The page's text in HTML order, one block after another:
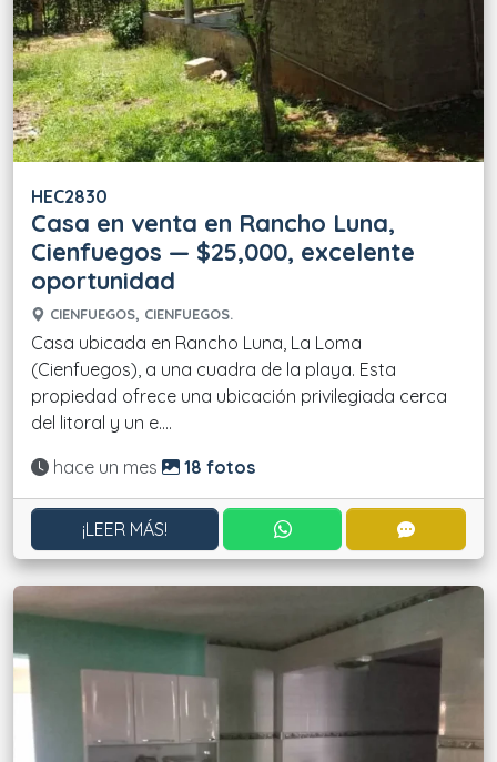
HEC2830
Casa en venta en Rancho Luna,
Cienfuegos — $25,000, excelente
oportunidad
CIENFUEGOS, CIENFUEGOS.
Casa ubicada en Rancho Luna, La Loma
(Cienfuegos), a una cuadra de la playa. Esta
propiedad ofrece una ubicación privilegiada cerca
del litoral y un e....
Actualizado:
hace un mes 18 fotos
¡LEER MÁS! CONTACTAR POR